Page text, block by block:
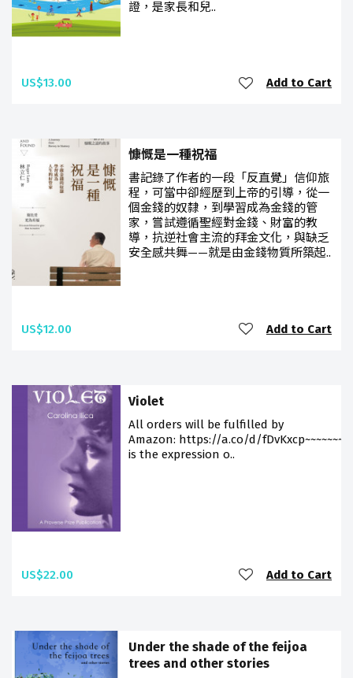
證，是家長和兒..
US$13.00 Add to Cart
慷慨是一種祝福
書記錄了作者的一段「反直覺」信仰旅
程，可當中卻經歷到上帝的引導，從一
個金錢的奴隸，到學習成為金錢的管
家，嘗試遵循聖經對金錢、財富的教
導，抗逆社會主流的拜金文化，與缺乏
安全感共舞——就是由金錢物質所築起..
US$12.00 Add to Cart
Violet
All orders will be fulfilled by
Amazon: https://a.co/d/
is the expression o..
US$22.00 Add to Cart
Under the shade of the feijoa
trees and other stories